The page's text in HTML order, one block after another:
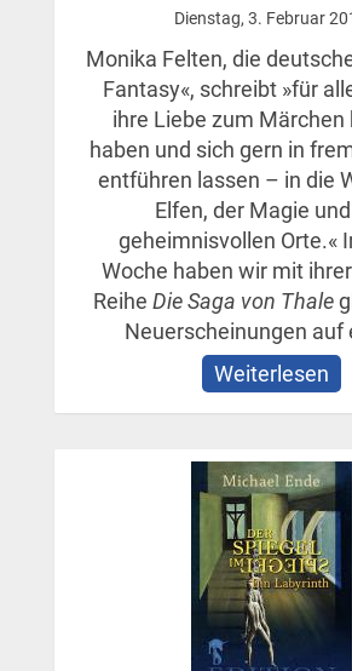
Dienstag, 3. Februar
Monika Felten, die
Fantasy«, schreibt »für
ihre Liebe zum
haben und sich gern in
entführen lassen – in die
Elfen, der Magie
geheimnisvollen Orte.«
Woche haben wir mit
Reihe Die Saga von Thale
Neuerscheinungen auf
Weiterlesen
von